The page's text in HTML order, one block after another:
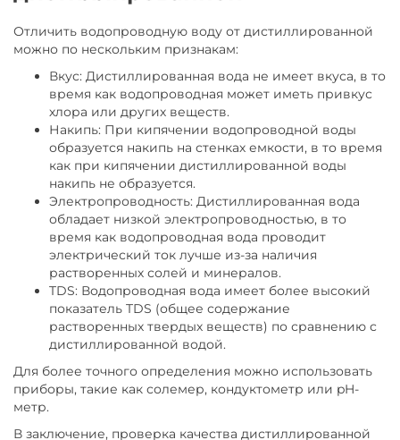
Отличить водопроводную воду от дистиллированной
можно по нескольким признакам:
Вкус: Дистиллированная вода не имеет вкуса, в то
время как водопроводная может иметь привкус
хлора или других веществ.
Накипь: При кипячении водопроводной воды
образуется накипь на стенках емкости, в то время
как при кипячении дистиллированной воды
накипь не образуется.
Электропроводность: Дистиллированная вода
обладает низкой электропроводностью, в то
время как водопроводная вода проводит
электрический ток лучше из-за наличия
растворенных солей и минералов.
TDS: Водопроводная вода имеет более высокий
показатель TDS (общее содержание
растворенных твердых веществ) по сравнению с
дистиллированной водой.
Для более точного определения можно использовать
приборы, такие как солемер, кондуктометр или pH-
метр.
В заключение, проверка качества дистиллированной